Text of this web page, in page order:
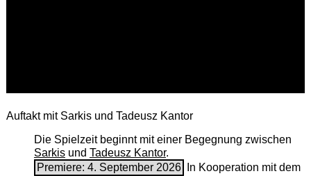
Auftakt mit Sarkis und Tadeusz Kantor
Die Spielzeit beginnt mit einer Begegnung zwischen
Sarkisund Tadeusz Kantor.
Premiere: 4. September 2026
In Kooperation mit dem